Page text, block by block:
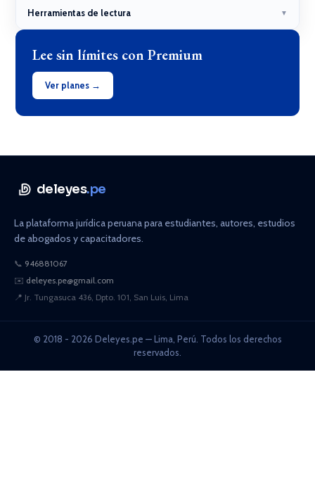
Herramientas de lectura ▼
Lee sin límites con Premium
Ver planes →
deleyes.pe
La plataforma jurídica peruana para estudiantes, autores, estudios
de abogados y capacitadores.
📞 946881067
✉️ deleyes.pe@gmail.com
📍 Jr. Tungasuca 436, Dpto. 101, San Luis, Lima
© 2018 - 2026 Deleyes.pe — Lima, Perú. Todos los derechos
reservados.